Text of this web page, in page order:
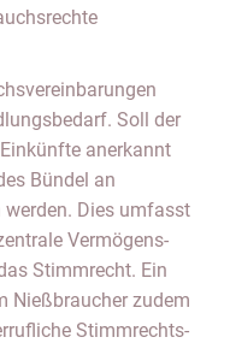
Soll der
anerkannt
Bündel an
werden. Dies umfasst
Vermögens-
Stimmrecht. Ein
Nießbraucher zudem
Stimmrechts-